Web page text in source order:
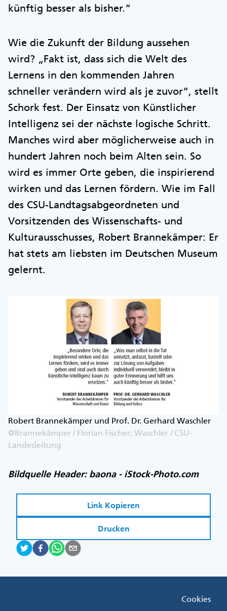
künftig besser als bisher.“
Wie die Zukunft der Bildung aussehen
wird? „Fakt ist, dass sich die Welt des
Lernens in den kommenden Jahren
schneller verändern wird als je zuvor“, stellt
Schork fest. Der Einsatz von Künstlicher
Intelligenz sei der nächste logische Schritt.
Manches wird aber möglicherweise auch in
hundert Jahren noch beim Alten sein. So
wird es immer Orte geben, die inspirierend
wirken und das Lernen fördern. Wie im Fall
des CSU-Landtagsabgeordneten und
Vorsitzenden des Wissenschafts- und
Kulturausschusses, Robert Brannekämper: Er
hat stets am liebsten im Deutschen Museum
gelernt.
Robert Brannekämper und Prof. Dr. Gerhard Waschler
@Brannekämper / Florian Fischer; Waschler / CSU-
Landesleitung
Bildquelle Header: baona - iStock-Photo.com
Link Kopieren
Drucken
Cookies